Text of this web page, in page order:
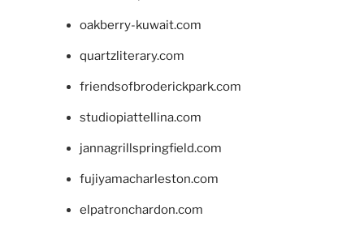
oakberry-kuwait.com
quartzliterary.com
friendsofbroderickpark.com
studiopiattellina.com
jannagrillspringfield.com
fujiyamacharleston.com
elpatronchardon.com